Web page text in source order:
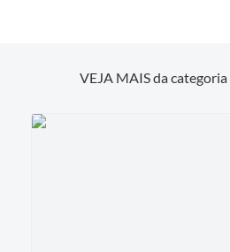
VEJA MAIS da categoria